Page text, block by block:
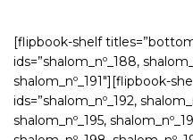
[flipbook-shelf
ids=”shalom_nº_188,
shalom_nº_191″][flipbook-
ids=”shalom_nº_192,
shalom_nº_195,